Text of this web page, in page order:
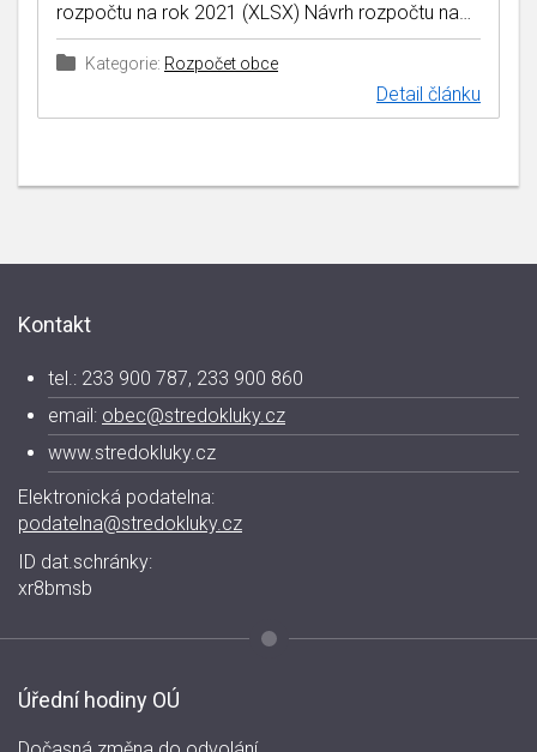
rozpočtu na rok 2021 (XLSX) Návrh rozpočtu na…
Kategorie: Rozpočet obce
Detail článku
Kontakt
tel.: 233 900 787, 233 900 860
email: obec@stredokluky.cz
www.stredokluky.cz
Elektronická podatelna:
podatelna@stredokluky.cz
ID dat.schránky:
xr8bmsb
Úřední hodiny OÚ